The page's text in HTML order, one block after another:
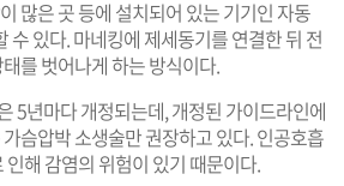
많은 곳 등에 설치되어 있는 기기인 자동
수 있다. 마네킹에 제세동기를 연결한 뒤 전
를 벗어나게 하는 방식이다.
5년마다 개정되는데, 개정된 가이드라인에
슴압박 소생술만 권장하고 있다. 인공호흡
해 감염의 위험이 있기 때문이다.